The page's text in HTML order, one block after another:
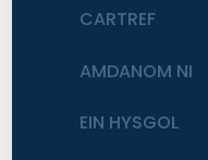
CARTREF
AMDANOM NI
EIN HYSGOL